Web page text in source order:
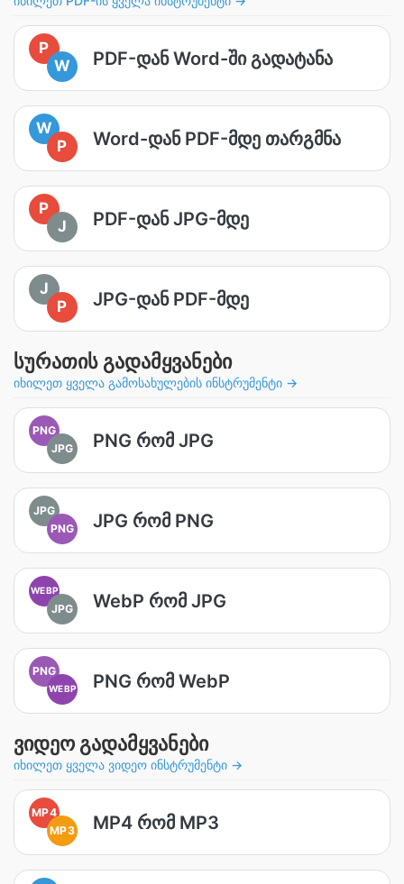
P
W
PDF-დან Word-ში გადატანა
W
P
Word-დან PDF-მდე თარგმნა
P
J
PDF-დან JPG-მდე
J
P
JPG-დან PDF-მდე
სურათის გადამყვანები
იხილეთ ყველა გამოსახულების ინსტრუმენტი →
PNG
JPG
PNG რომ JPG
JPG
PNG
JPG რომ PNG
WEBP
JPG WebP რომ JPG
PNG
WEBP PNG რომ WebP
ვიდეო გადამყვანები
იხილეთ ყველა ვიდეო ინსტრუმენტი →
MP4
MP3
MP4 რომ MP3